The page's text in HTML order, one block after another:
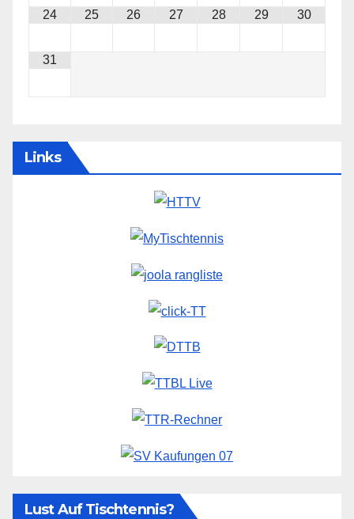
24 25 26 27 28 29 30
31
Links
Lust Auf Tischtennis?